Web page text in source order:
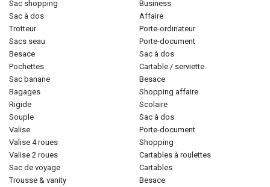
sac shopping
sac à dos
trotteur
sacs seau
besace
pochettes
sac banane
bagages
rigide
souple
valise
valise 4 roues
valise 2 roues
sac de voyage
trousse & vanity
business
affaire
porte-ordinateur
porte-document
sac à dos
cartable / serviette
besace
shopping affaire
scolaire
sac à dos
porte-document
shopping
cartables à roulettes
cartables
besace